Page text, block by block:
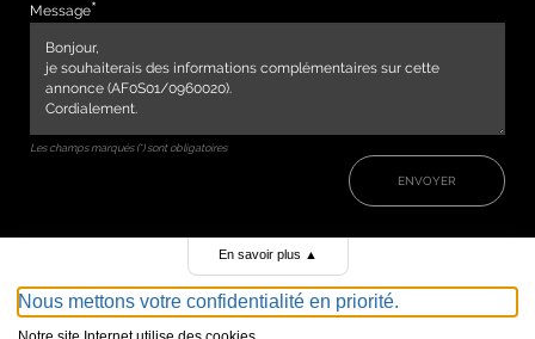
Message
Les champs marqués (*) sont obligatoires
ENVOYER
En savoir plus ▲
Nous mettons votre confidentialité en priorité.